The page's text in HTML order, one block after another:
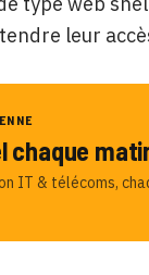
leur
chaque
IT & télécoms,